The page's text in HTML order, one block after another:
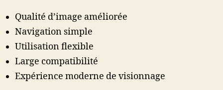
Qualité d’image améliorée
Navigation simple
Utilisation flexible
Large compatibilité
Expérience moderne de visionnage